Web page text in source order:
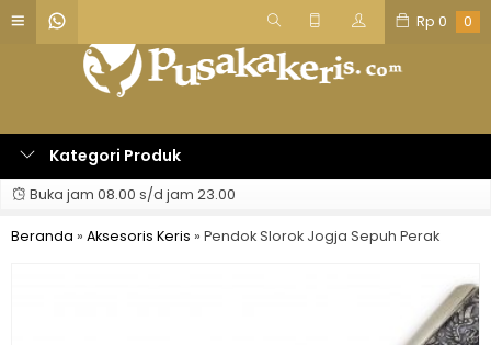
Rp 0 0
Kategori Produk
Buka jam 08.00 s/d jam 23.00
Beranda » Aksesoris Keris » Pendok Slorok Jogja Sepuh Perak